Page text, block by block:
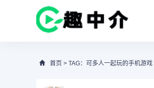
首页 > TAG：可多人一起玩的手机游戏